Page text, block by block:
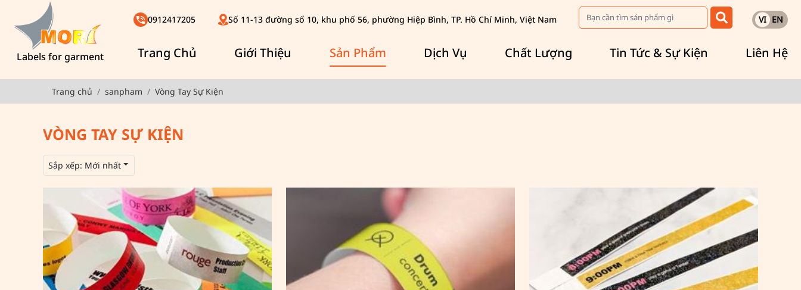
0912417205 Số 11-13 đường số 10, khu phố 56, phường Hiệp Bình, TP. Hồ Chí Minh, Việt Nam VI EN
Labels for garment Trang Chủ Giới Thiệu Sản Phẩm Dịch Vụ Chất Lượng Tin Tức & Sự Kiện Liên Hệ
Trang chủ sanpham Vòng Tay Sự Kiện
VÒNG TAY SỰ KIỆN
Sắp xếp: Mới nhất